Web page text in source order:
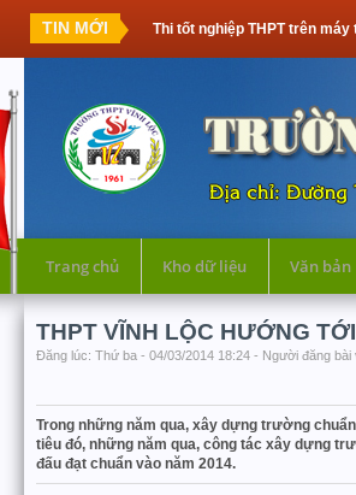
TIN MỚI
Thi tốt nghiệp THPT trên máy tính: Thế hệ
Trang chủ Kho dữ liệu Văn bản
THPT VĨNH LỘC HƯỚNG
Đăng lúc: Thứ ba - 04/03/2014 18:24 - Người đăng bài
Trong những năm qua, xây dựng trường
tiêu đó, những năm qua, công tác xây dựng
đấu đạt chuẩn vào năm 2014.